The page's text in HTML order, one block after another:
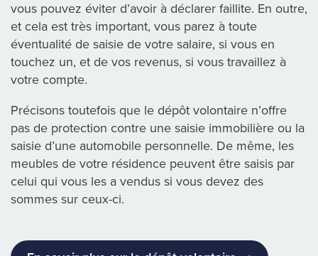
vous pouvez éviter d’avoir à déclarer faillite. En outre,
et cela est très important, vous parez à toute
éventualité de saisie de votre salaire, si vous en
touchez un, et de vos revenus, si vous travaillez à
votre compte.
Précisons toutefois que le dépôt volontaire n’offre
pas de protection contre une saisie immobilière ou la
saisie d’une automobile personnelle. De même, les
meubles de votre résidence peuvent être saisis par
celui qui vous les a vendus si vous devez des
sommes sur ceux-ci.